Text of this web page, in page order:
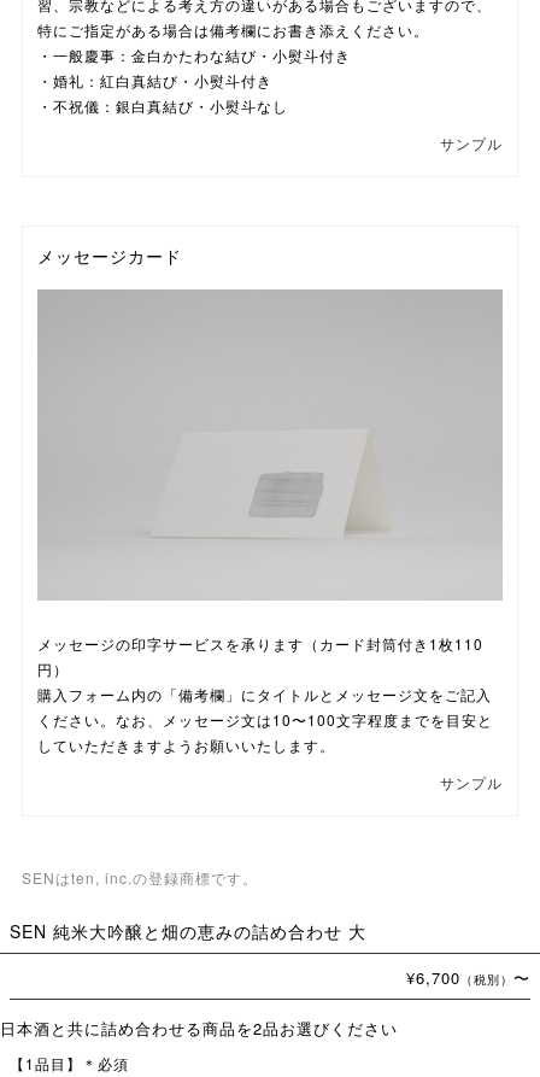
習、宗教などによる考え方の違いがある場合もございますので、
特にご指定がある場合は備考欄にお書き添えください。
・一般慶事：金白かたわな結び・小熨斗付き
・婚礼：紅白真結び・小熨斗付き
・不祝儀：銀白真結び・小熨斗なし
サンプル
メッセージカード
メッセージの印字サービスを承ります（カード封筒付き1枚110
円）
購入フォーム内の「備考欄」にタイトルとメッセージ文をご記入
ください。なお、メッセージ文は10〜100文字程度までを目安と
していただきますようお願いいたします。
サンプル
SENはten, inc.の登録商標です。
SEN 純米大吟醸と畑の恵みの詰め合わせ 大
¥6,700 （税別） 〜
日本酒と共に詰め合わせる商品を2品お選びください
【1品目】＊必須